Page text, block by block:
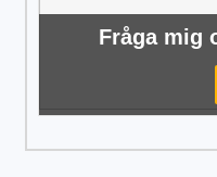
Fråga mig